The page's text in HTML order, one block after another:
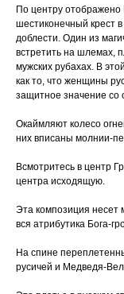
По центру отображено
шестиконечный крест
доблести. Один из
встретить на шлемах,
мужских рубахах. В
как то, что женщины
защитное значение со
Окаймляют колесо
них вписаны молнии-
Всмотритесь в центр
центра исходящую.
Эта композиция несет
вся атрибутика Бога-
На спине
русичей и Медведя-